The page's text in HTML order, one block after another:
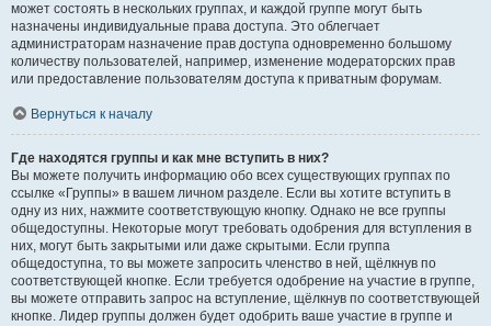
может состоять в нескольких группах, и каждой группе могут быть
назначены индивидуальные права доступа. Это облегчает
администраторам назначение прав доступа одновременно большому
количеству пользователей, например, изменение модераторских прав
или предоставление пользователям доступа к приватным форумам.
Вернуться к началу
Где находятся группы и как мне вступить в них?
Вы можете получить информацию обо всех существующих группах по
ссылке «Группы» в вашем личном разделе. Если вы хотите вступить в
одну из них, нажмите соответствующую кнопку. Однако не все группы
общедоступны. Некоторые могут требовать одобрения для вступления в
них, могут быть закрытыми или даже скрытыми. Если группа
общедоступна, то вы можете запросить членство в ней, щёлкнув по
соответствующей кнопке. Если требуется одобрение на участие в группе,
вы можете отправить запрос на вступление, щёлкнув по соответствующей
кнопке. Лидер группы должен будет одобрить ваше участие в группе и